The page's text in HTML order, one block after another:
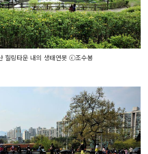
힐링타운 내의 생태연못 ⓒ조수봉